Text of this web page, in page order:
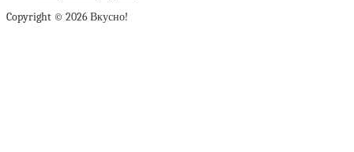
Copyright © 2026 Вкусно!